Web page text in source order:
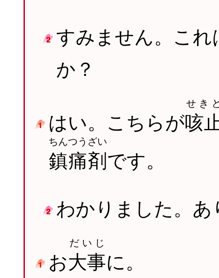
すみません。こ
か？
はい。こちらが咳
せき
鎮痛剤
ちんつうざい
です。
わかりました。
お大事
だいじ
に。